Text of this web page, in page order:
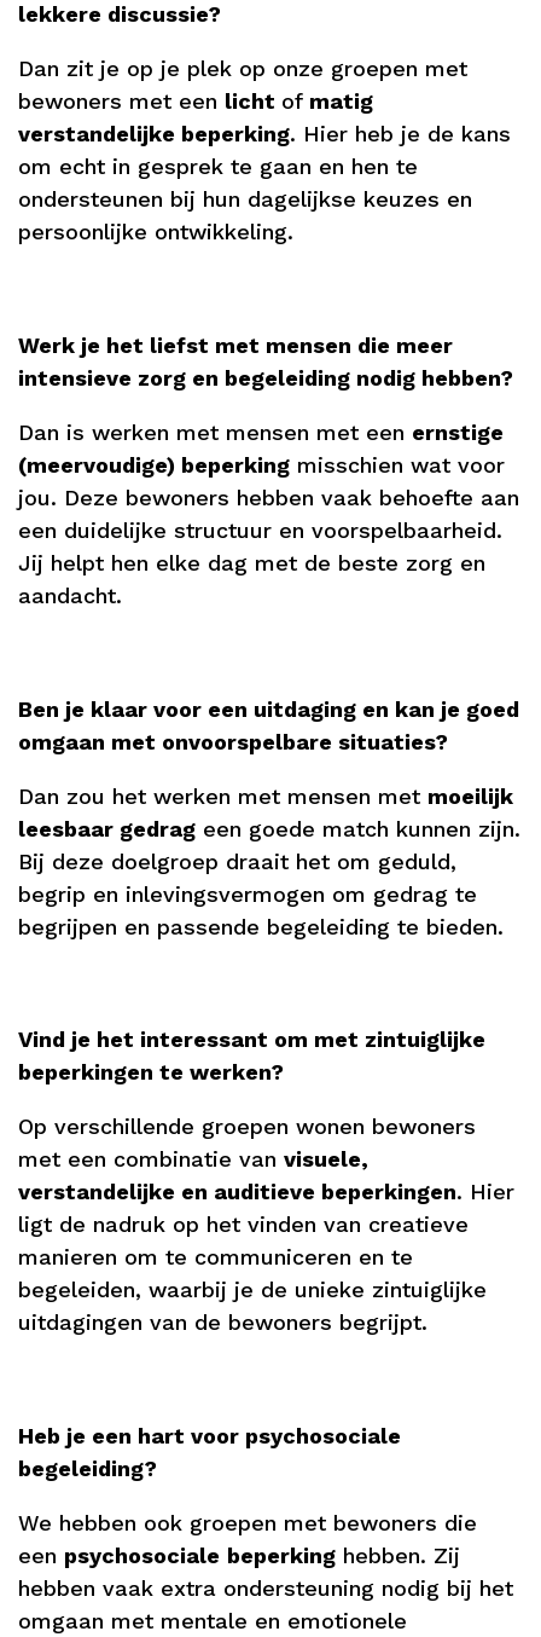
lekkere discussie?
Dan zit je op je plek op onze groepen met
bewoners met een licht of matig
verstandelijke beperking. Hier heb je de kans
om echt in gesprek te gaan en hen te
ondersteunen bij hun dagelijkse keuzes en
persoonlijke ontwikkeling.
Werk je het liefst met mensen die meer
intensieve zorg en begeleiding nodig hebben?
Dan is werken met mensen met een ernstige
(meervoudige) beperking misschien wat voor
jou. Deze bewoners hebben vaak behoefte aan
een duidelijke structuur en voorspelbaarheid.
Jij helpt hen elke dag met de beste zorg en
aandacht.
Ben je klaar voor een uitdaging en kan je goed
omgaan met onvoorspelbare situaties?
Dan zou het werken met mensen met moeilijk
leesbaar gedrag een goede match kunnen zijn.
Bij deze doelgroep draait het om geduld,
begrip en inlevingsvermogen om gedrag te
begrijpen en passende begeleiding te bieden.
Vind je het interessant om met zintuiglijke
beperkingen te werken?
Op verschillende groepen wonen bewoners
met een combinatie van visuele,
verstandelijke en auditieve beperkingen. Hier
ligt de nadruk op het vinden van creatieve
manieren om te communiceren en te
begeleiden, waarbij je de unieke zintuiglijke
uitdagingen van de bewoners begrijpt.
Heb je een hart voor psychosociale
begeleiding?
We hebben ook groepen met bewoners die
een psychosociale beperking hebben. Zij
hebben vaak extra ondersteuning nodig bij het
omgaan met mentale en emotionele